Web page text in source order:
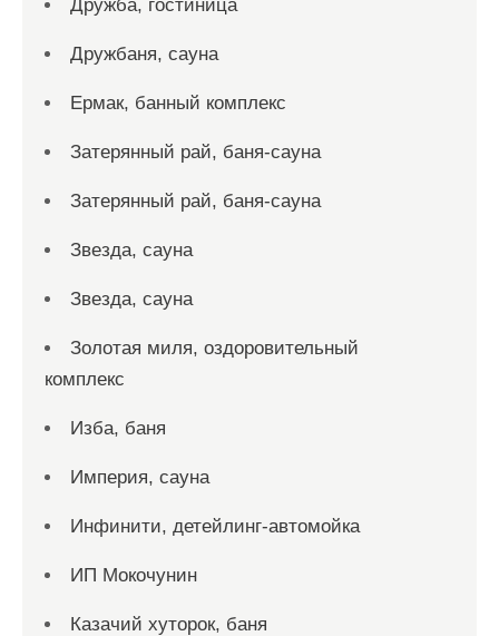
Дружба, гостиница
Дружбаня, сауна
Ермак, банный комплекс
Затерянный рай, баня-сауна
Затерянный рай, баня-сауна
Звезда, сауна
Звезда, сауна
Золотая миля, оздоровительный
комплекс
Изба, баня
Империя, сауна
Инфинити, детейлинг-автомойка
ИП Мокочунин
Казачий хуторок, баня